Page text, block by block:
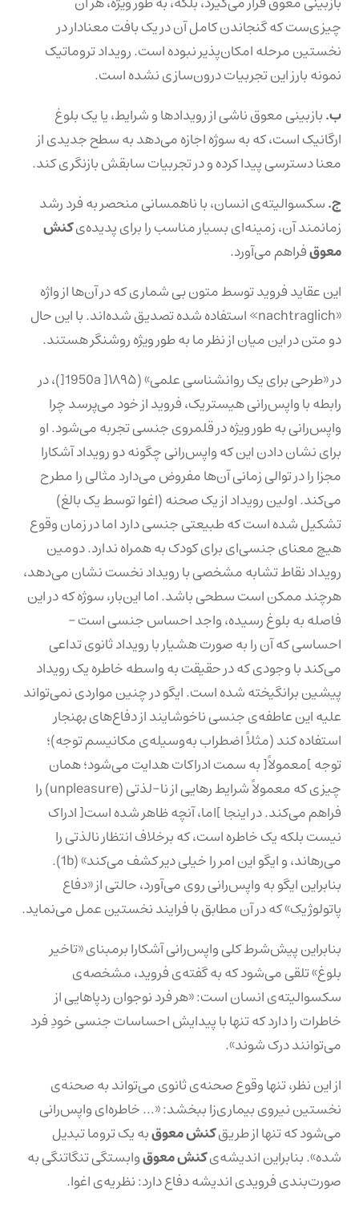
چیزی‌ست که گنجاندن کامل آن در یک بافت معنادار در
نخستین مرحله امکان‌پذیر نبوده است. رویداد تروماتیک
نمونه بارز این تجربیات درون‌سازی نشده است.
ب.بازبینی معوق ناشی از رویدادها و شرایط، یا یک بلوغ
ارگانیک است، که به سوژه اجازه می‌دهد به سطح جدیدی از
معنا دسترسی پیدا کرده و در تجربیات سابقش بازنگری کند.
ج.سکسوالیته‌ی انسان، با ناهمسانی منحصر به فرد رشد
زمانمند آن، زمینه‌ای بسیار مناسب را برای پدیده‌یکنش
معوقفراهم می‌آورد.
این عقاید فروید توسط متون بی شماری که در آن‌ها از واژه
«nachtraglich» استفاده شده تصدیق شده‌اند. با این حال
دو متن در این میان از نظر ما به طور ویژه روشنگر هستند.
در «طرحی برای یک روانشناسی علمی» (1950a ]۱۸۹۵[)، در
رابطه با واپس‌رانی هیستریک، فروید از خود می‌پرسد چرا
واپس‌رانی به طور ویژه در قلمروی جنسی تجربه می‌شود. او
برای نشان دادن این که واپس‌رانی چگونه دو رویداد آشکارا
مجزا را در توالی زمانی آن‌ها مفروض می‌دارد مثالی را مطرح
می‌کند. اولین رویداد از یک صحنه (اغوا توسط یک بالغ)
تشکیل شده است که طبیعتی جنسی دارد اما در زمان وقوع
هیچ معنای جنسی‌ای برای کودک به همراه ندارد. دومین
رویداد نقاط تشابه مشخصی با رویداد نخست نشان می‌دهد،
هرچند ممکن است سطحی باشد. اما این‌بار، سوژه که در این
فاصله به بلوغ رسیده، واجد احساس جنسی است –
احساسی که آن را به صورت هشیار با رویداد ثانوی تداعی
می‌کند با وجودی که در حقیقت به واسطه خاطره یک رویداد
پیشین برانگیخته شده است. ایگو در چنین مواردی نمی‌تواند
علیه این عاطفه‌ی جنسی ناخوشایند از دفاع‌های بهنجار
استفاده کند (مثلاً اضطراب به‌وسیله‌ی مکانیسم توجه)؛
توجه ]معمولاً[ به سمت ادراکات هدایت می‌شود؛ همان
چیزی که معمولاً شرایط رهایی از نا-لذتی (unpleasure) را
فراهم می‌کند. در اینجا ]اما، آنچه ظاهر شده است[ ادراک
نیست بلکه یک خاطره است، که برخلاف انتظار نالذتی را
می‌رهاند، و ایگو این امر را خیلی دیر کشف می‌کند» (1b).
بنابراین ایگو به واپس‌رانی روی می‌آورد، حالتی از «دفاع
پاتولوژیک» که در آن مطابق با فرایند نخستین عمل می‌نماید.
بنابراین پیش‌شرط کلی واپس‌رانی آشکارا برمبنای «تاخیر
بلوغ» تلقی می‌شود که به گفته‌ی فروید، مشخصه‌ی
سکسوالیته‌ی انسان است: «هر فرد نوجوان ردپاهایی از
خاطرات را دارد که تنها با پیدایش احساسات جنسی خودِ فرد
می‌توانند درک شوند».
از این نظر، تنها وقوع صحنه‌ی ثانوی می‌تواند به صحنه‌ی
نخستین نیروی بیماری‌زا ببخشد: «… خاطره‌ای واپس‌رانی
می‌شود که تنها از طریقکنش معوقبه یک تروما تبدیل
شده». بنابراین اندیشه‌یکنش معوقوابستگی تنگاتنگی به
صورت‌بندی فرویدی اندیشه دفاع دارد: نظریه‌ی اغوا.